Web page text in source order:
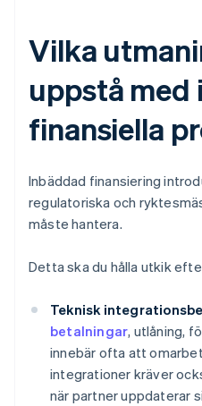
Vilka
uppstå med
finansiella
Inbäddad finansiering
regulatoriska och
måste hantera.
Detta ska du hålla utkik
Teknisk
betalningar, utlåning,
innebär ofta att
integrationer kräver
när partner uppdaterar